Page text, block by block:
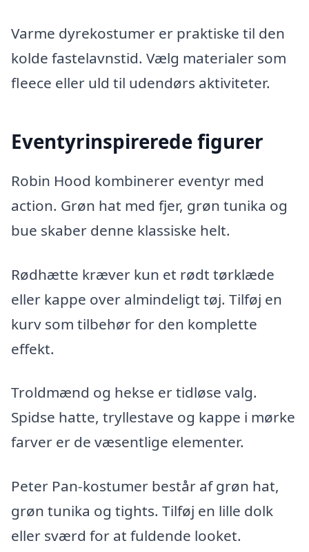
Varme dyrekostumer er praktiske til den
kolde fastelavnstid. Vælg materialer som
fleece eller uld til udendørs aktiviteter.
Eventyrinspirerede figurer
Robin Hood kombinerer eventyr med
action. Grøn hat med fjer, grøn tunika og
bue skaber denne klassiske helt.
Rødhætte kræver kun et rødt tørklæde
eller kappe over almindeligt tøj. Tilføj en
kurv som tilbehør for den komplette
effekt.
Troldmænd og hekse er tidløse valg.
Spidse hatte, tryllestave og kappe i mørke
farver er de væsentlige elementer.
Peter Pan-kostumer består af grøn hat,
grøn tunika og tights. Tilføj en lille dolk
eller sværd for at fuldende looket.